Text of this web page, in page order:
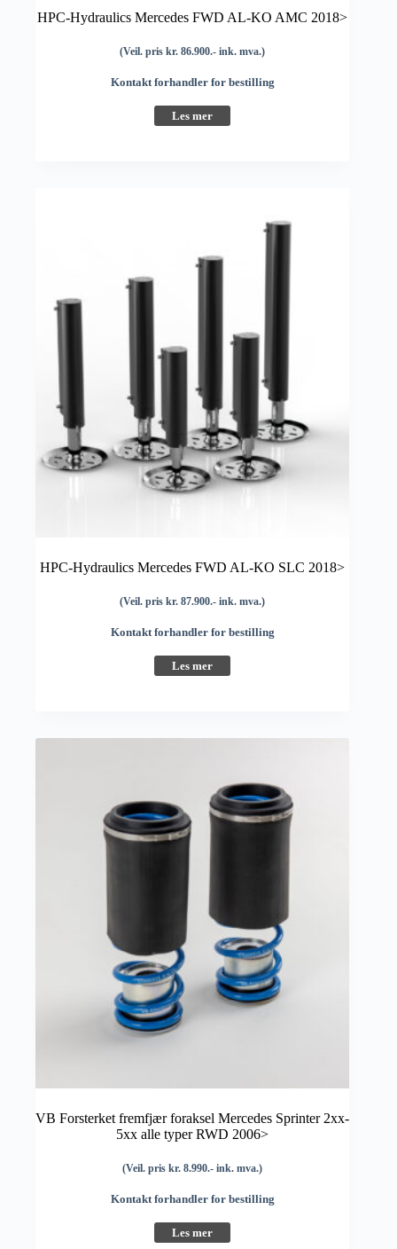
HPC-Hydraulics Mercedes FWD AL-KO AMC 2018>
(Veil. pris kr. 86.900.- ink. mva.)
Kontakt forhandler for bestilling
Les mer
HPC-Hydraulics Mercedes FWD AL-KO SLC 2018>
(Veil. pris kr. 87.900.- ink. mva.)
Kontakt forhandler for bestilling
Les mer
VB Forsterket fremfjær foraksel Mercedes Sprinter 2xx-
5xx alle typer RWD 2006>
(Veil. pris kr. 8.990.- ink. mva.)
Kontakt forhandler for bestilling
Les mer